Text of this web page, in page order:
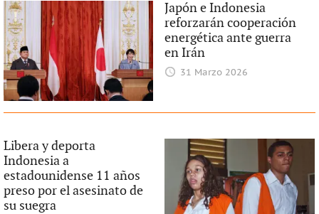
Japón e Indonesia
reforzarán cooperación
energética ante guerra
en Irán
31 Marzo 2026
Libera y deporta
Indonesia a
estadounidense 11 años
preso por el asesinato de
su suegra